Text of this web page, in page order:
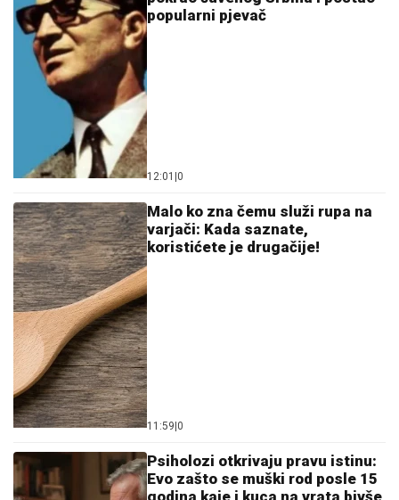
popularni pjevač
12:01 |0
Malo ko zna čemu služi rupa na
varjači: Kada saznate,
koristićete je drugačije!
11:59|0
Psiholozi otkrivaju pravu istinu:
Evo zašto se muški rod posle 15
godina kaje i kuca na vrata bivše